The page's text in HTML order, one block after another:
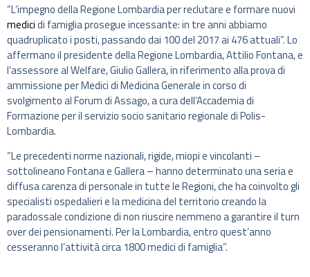
“L’impegno della Regione Lombardia per reclutare e formare nuovi
medicidi famiglia prosegue incessante: in tre anni abbiamo
quadruplicato i posti, passando dai 100 del 2017 ai 476 attuali”. Lo
affermano il presidente della Regione Lombardia, Attilio Fontana, e
l’assessore al Welfare, Giulio Gallera, in riferimento alla prova di
ammissione per Medici di Medicina Generale in corso di
svolgimento al Forum di Assago, a cura dell’Accademia di
Formazione per il servizio socio sanitario regionale di Polis-
Lombardia.
“Le precedenti norme nazionali, rigide, miopi e vincolanti –
sottolineano Fontana e Gallera – hanno determinato una seria e
diffusa carenza di personale in tutte le Regioni, che ha coinvolto gli
specialisti ospedalieri e la medicina del territorio creando la
paradossale condizione di non riuscire nemmeno a garantire il turn
over dei pensionamenti. Per la Lombardia, entro quest’anno
cesseranno l’attività circa 1800 medici di famiglia”.